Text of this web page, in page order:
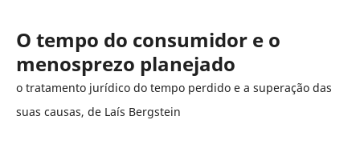
O tempo do consumidor e o
menosprezo planejado
o tratamento jurídico do tempo perdido e a superação das
suas causas, de Laís Bergstein